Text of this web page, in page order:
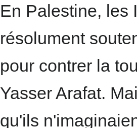
En Palestine, les
résolument
pour contrer la
Yasser Arafat.
qu'ils